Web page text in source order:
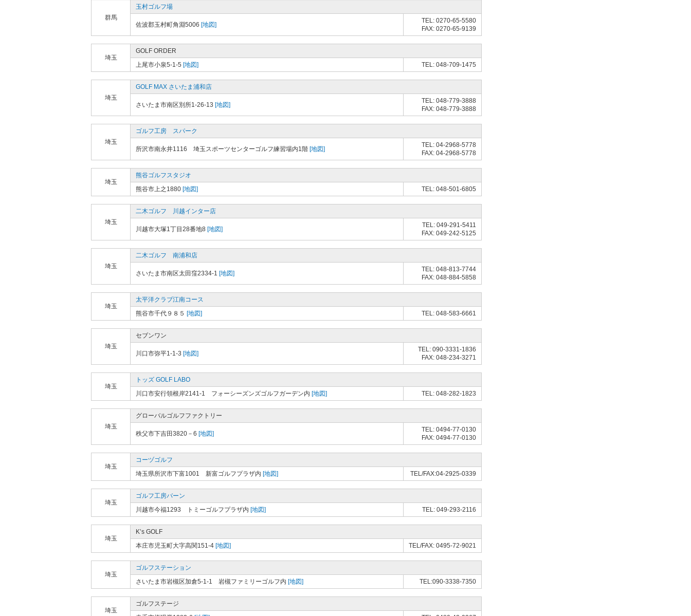
群馬
玉村ゴルフ場
佐波郡玉村町角淵5006 [地図]
TEL: 0270-65-5580
FAX: 0270-65-9139
埼玉
GOLF ORDER
上尾市小泉5-1-5 [地図] TEL: 048-709-1475
埼玉
GOLF MAX さいたま浦和店
さいたま市南区別所1-26-13 [地図]
TEL: 048-779-3888
FAX: 048-779-3888
埼玉
ゴルフ工房 スパーク
所沢市南永井1116 埼玉スポーツセンターゴルフ練習場内1階 [地図]
TEL: 04-2968-5778
FAX: 04-2968-5778
埼玉
熊谷ゴルフスタジオ
熊谷市上之1880 [地図] TEL: 048-501-6805
埼玉
二木ゴルフ 川越インター店
川越市大塚1丁目28番地8 [地図]
TEL: 049-291-5411
FAX: 049-242-5125
埼玉
二木ゴルフ 南浦和店
さいたま市南区太田窪2334-1 [地図]
TEL: 048-813-7744
FAX: 048-884-5858
埼玉
太平洋クラブ江南コース
熊谷市千代９８５ [地図] TEL: 048-583-6661
埼玉
セブンワン
川口市弥平1-1-3 [地図]
TEL: 090-3331-1836
FAX: 048-234-3271
埼玉
トッズ GOLF LABO
川口市安行領根岸2141-1 フォーシーズンズゴルフガーデン内 [地図] TEL: 048-282-1823
埼玉
グローバルゴルフファクトリー
秩父市下吉田3820－6 [地図]
TEL: 0494-77-0130
FAX: 0494-77-0130
埼玉
コーヅゴルフ
埼玉県所沢市下富1001 新富ゴルフプラザ内 [地図] TEL/FAX:04-2925-0339
埼玉
ゴルフ工房バーン
川越市今福1293 トミーゴルフプラザ内 [地図] TEL: 049-293-2116
埼玉
K’s GOLF
本庄市児玉町大字高関151-4 [地図] TEL/FAX: 0495-72-9021
埼玉
ゴルフステーション
さいたま市岩槻区加倉5-1-1 岩槻ファミリーゴルフ内 [地図] TEL:090-3338-7350
埼玉
ゴルフステージ